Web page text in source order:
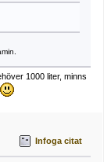
1000 liter, minns
Infoga citat